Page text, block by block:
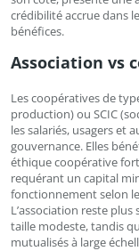
crédibilité accrue dans
bénéfices.
Association vs
Les coopératives de
production) ou SCIC
les salariés, usagers et
gouvernance. Elles
éthique coopérative
requérant un capital
fonctionnement selon
L’association reste
taille modeste, tandis
mutualisés à large